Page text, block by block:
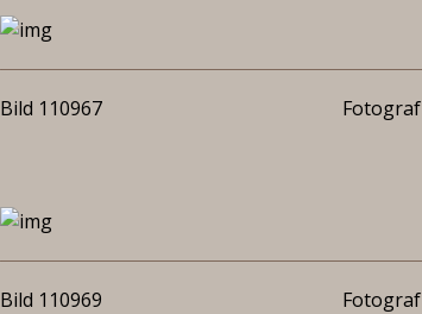
Bild 110967
Bild 110969